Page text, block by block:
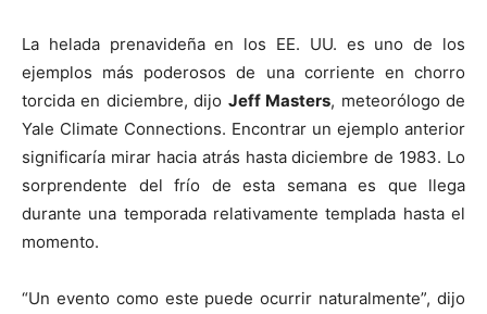
La helada prenavideña en los EE. UU. es uno de los
ejemplos más poderosos de una corriente en chorro
torcida en diciembre, dijo Jeff Masters, meteorólogo de
Yale Climate Connections. Encontrar un ejemplo anterior
significaría mirar hacia atrás hasta diciembre de 1983. Lo
sorprendente del frío de esta semana es que llega
durante una temporada relativamente templada hasta el
momento.
“Un evento como este puede ocurrir naturalmente”, dijo